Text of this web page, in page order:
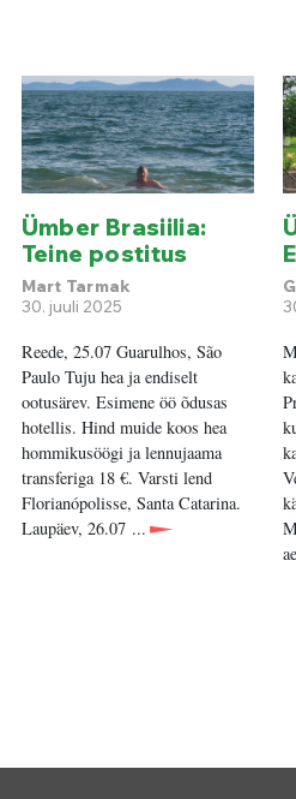
Ümber Brasiilia:
Teine postitus
Mart Tarmak
30. juuli 2025
Reede, 25.07 Guarulhos, São
Paulo Tuju hea ja endiselt
ootusärev. Esimene öö õdusas
hotellis. Hind muide koos hea
hommikusöögi ja lennujaama
transferiga 18 €. Varsti lend
Florianópolisse, Santa Catarina.
Laupäev, 26.07 ...